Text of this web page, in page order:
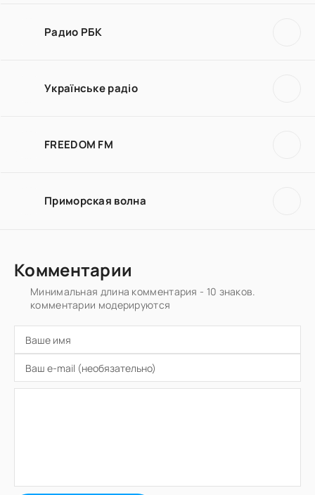
Радио РБК
Українське радіо
FREEDOM FM
Приморская волна
Комментарии
Минимальная длина комментария - 10 знаков.
комментарии модерируются